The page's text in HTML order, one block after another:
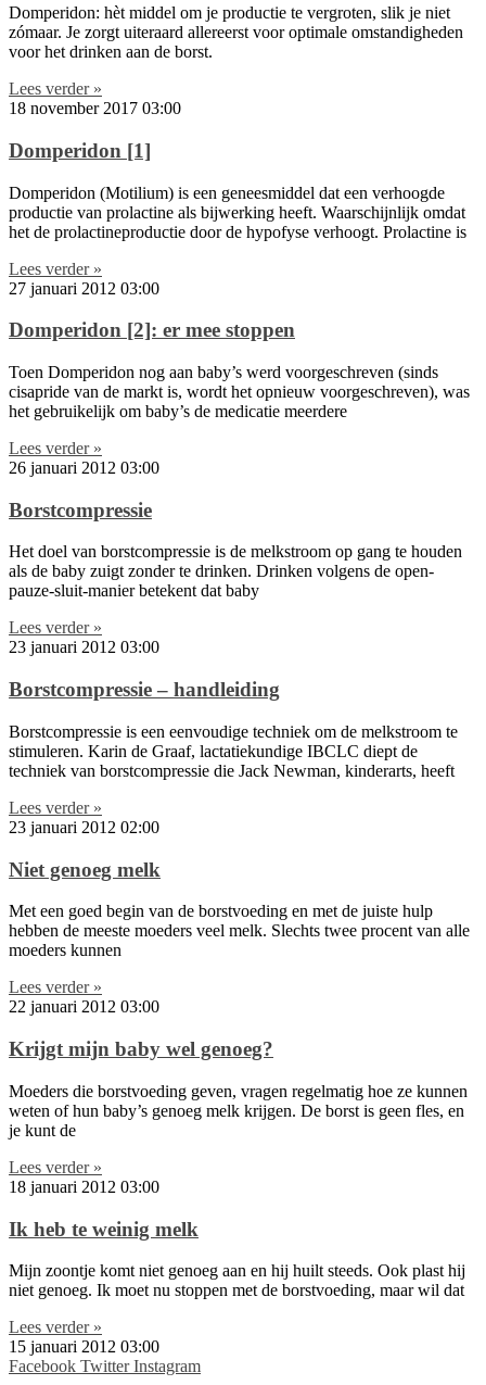
Domperidon: hèt middel om je productie te vergroten, slik je niet
zómaar. Je zorgt uiteraard allereerst voor optimale omstandigheden
voor het drinken aan de borst.
Lees verder »
18 november 2017 03:00
Domperidon [1]
Domperidon (Motilium) is een geneesmiddel dat een verhoogde
productie van prolactine als bijwerking heeft. Waarschijnlijk omdat
het de prolactineproductie door de hypofyse verhoogt. Prolactine is
Lees verder »
27 januari 2012 03:00
Domperidon [2]: er mee stoppen
Toen Domperidon nog aan baby’s werd voorgeschreven (sinds
cisapride van de markt is, wordt het opnieuw voorgeschreven), was
het gebruikelijk om baby’s de medicatie meerdere
Lees verder »
26 januari 2012 03:00
Borstcompressie
Het doel van borstcompressie is de melkstroom op gang te houden
als de baby zuigt zonder te drinken. Drinken volgens de open-
pauze-sluit-manier betekent dat baby
Lees verder »
23 januari 2012 03:00
Borstcompressie – handleiding
Borstcompressie is een eenvoudige techniek om de melkstroom te
stimuleren. Karin de Graaf, lactatiekundige IBCLC diept de
techniek van borstcompressie die Jack Newman, kinderarts, heeft
Lees verder »
23 januari 2012 02:00
Niet genoeg melk
Met een goed begin van de borstvoeding en met de juiste hulp
hebben de meeste moeders veel melk. Slechts twee procent van alle
moeders kunnen
Lees verder »
22 januari 2012 03:00
Krijgt mijn baby wel genoeg?
Moeders die borstvoeding geven, vragen regelmatig hoe ze kunnen
weten of hun baby’s genoeg melk krijgen. De borst is geen fles, en
je kunt de
Lees verder »
18 januari 2012 03:00
Ik heb te weinig melk
Mijn zoontje komt niet genoeg aan en hij huilt steeds. Ook plast hij
niet genoeg. Ik moet nu stoppen met de borstvoeding, maar wil dat
Lees verder »
15 januari 2012 03:00
Facebook Twitter Instagram